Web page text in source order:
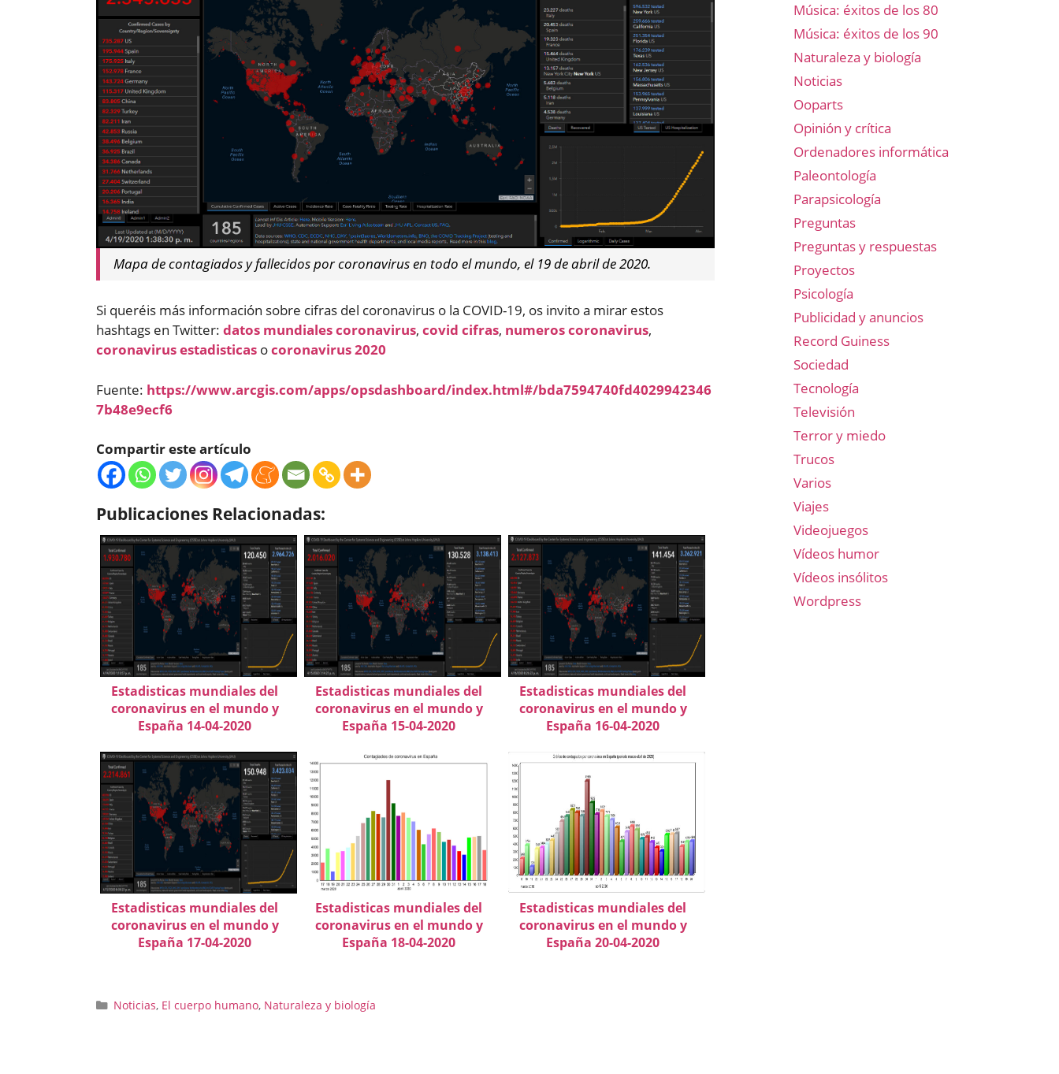
Mapa de contagiados y fallecidos por coronavirus en todo el mundo, el 19 de abril de 2020.
Si queréis más información sobre cifras del coronavirus o la COVID-19, os invito a mirar estos
hashtags en Twitter: datos mundiales coronavirus, covid cifras, numeros coronavirus,
coronavirus estadisticas ocoronavirus 2020
Fuente: https://www.arcgis.com/apps/opsdashboard/index.html#/bda7594740fd4029942346
7b48e9ecf6
Compartir este artículo
Publicaciones Relacionadas:
Estadisticas mundiales del
coronavirus en el mundo y
España 14-04-2020
Estadisticas mundiales del
coronavirus en el mundo y
España 15-04-2020
Estadisticas mundiales del
coronavirus en el mundo y
España 16-04-2020
Estadisticas mundiales del
coronavirus en el mundo y
España 17-04-2020
Estadisticas mundiales del
coronavirus en el mundo y
España 18-04-2020
Estadisticas mundiales del
coronavirus en el mundo y
España 20-04-2020
Categorías
Noticias, El cuerpo humano, Naturaleza y biología
Música: éxitos de los 80
Música: éxitos de los 90
Naturaleza y biología
Noticias
Ooparts
Opinión y crítica
Ordenadores informática
Paleontología
Parapsicología
Preguntas
Preguntas y respuestas
Proyectos
Psicología
Publicidad y anuncios
Record Guiness
Sociedad
Tecnología
Televisión
Terror y miedo
Trucos
Varios
Viajes
Videojuegos
Vídeos humor
Vídeos insólitos
Wordpress